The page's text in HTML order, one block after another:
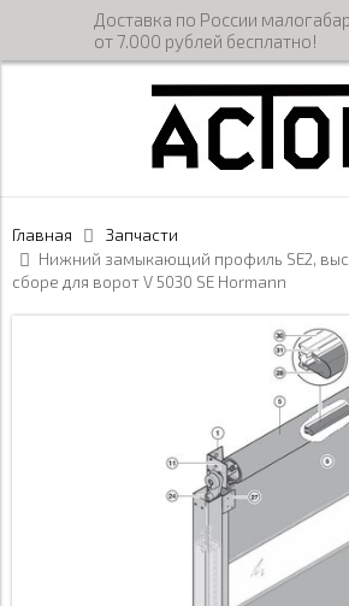
Доставка по России
от 7.000 рублей бесплатно!
Главная
Запчасти
Нижний замыкающий профиль SE2,
сборе для ворот V 5030 SE Hormann